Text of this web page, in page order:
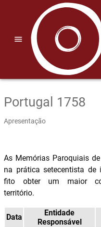
menu
Portugal 1758
Apresentação
As Memórias Paroquiais
na prática setecentista de
fito obter um maior
território.
Data
Entidade
Responsável